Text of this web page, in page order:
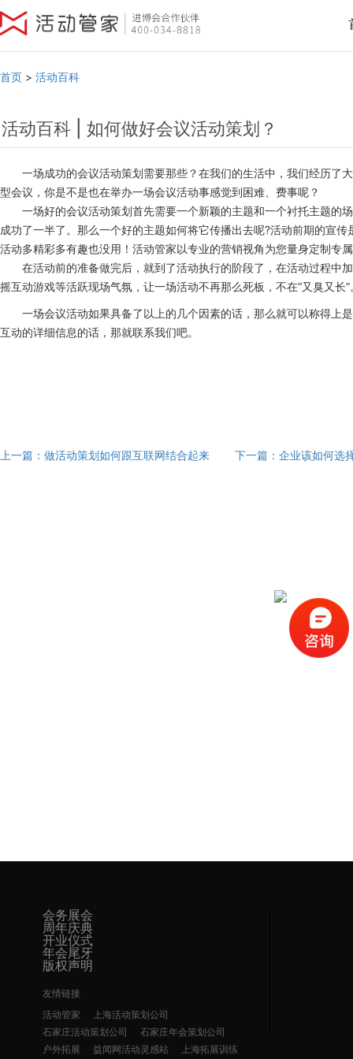
首页 > 活动百科
活动百科 | 如何做好会议活动策划？
一场成功的会议活动策划需要那些？在我们的生活中，我们经历了
型会议，你是不是也在举办一场会议活动事感觉到困难、费事呢？
一场好的会议活动策划首先需要一个新颖的主题和一个衬托主题的
成功了一半了。那么一个好的主题如何将它传播出去呢?活动前期的宣
活动多精彩多有趣也没用！活动管家以专业的营销视角为您量身定制专
在活动前的准备做完后，就到了活动执行的阶段了，在活动过程中
摇互动游戏等活跃现场气氛，让一场活动不再那么死板，不在“又臭又长”
一场会议活动如果具备了以上的几个因素的话，那么就可以称得上
互动的详细信息的话，那就联系我们吧。
上一篇：做活动策划如何跟互联网结合起来 下一篇：企业该如何选
会务展会
周年庆典
开业仪式
年会尾牙
版权声明
友情链接
活动管家
上海活动策划公司
石家庄活动策划公司
石家庄年会策划公司
户外拓展
益闻网活动灵感站 上海拓展训练